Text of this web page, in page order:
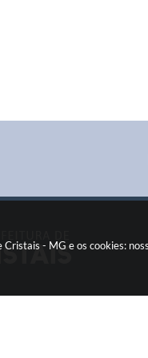
- MG e os cookies: